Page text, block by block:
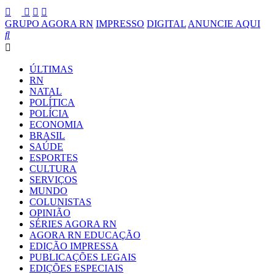
GRUPO AGORA RN IMPRESSO DIGITAL ANUNCIE AQUI
ÚLTIMAS
RN
NATAL
POLÍTICA
POLÍCIA
ECONOMIA
BRASIL
SAÚDE
ESPORTES
CULTURA
SERVIÇOS
MUNDO
COLUNISTAS
OPINIÃO
SÉRIES AGORA RN
AGORA RN EDUCAÇÃO
EDIÇÃO IMPRESSA
PUBLICAÇÕES LEGAIS
EDIÇÕES ESPECIAIS